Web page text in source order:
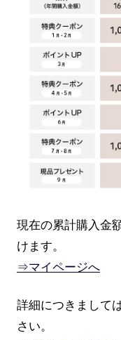
現在の累計購入金
けます。
⇒マイページへ
詳細につきまして
さい。